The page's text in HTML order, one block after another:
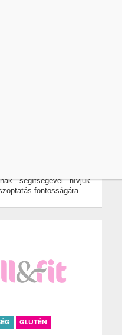
segítségével hívjuk
fontosságára.
GLUTÉN